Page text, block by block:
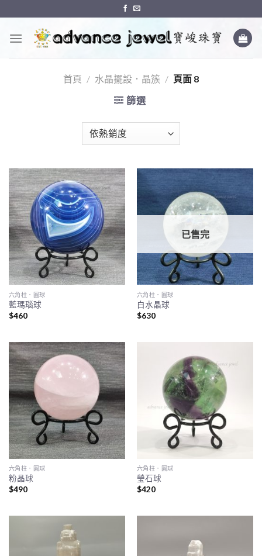
to
content
首頁 / 水晶擺設．晶簇 / 頁面 8
篩選
六角柱．圓球
藍瑪瑙球
$460
已售完
六角柱．圓球
白水晶球
$630
六角柱．圓球
粉晶球
$490
六角柱．圓球
瑩石球
$420